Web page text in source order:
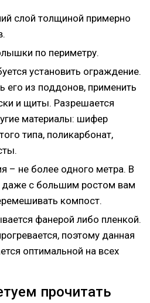
слой толщиной примерно
по периметру.
установить ограждение.
его из поддонов, применить
и щиты. Разрешается
материалы: шифер
типа, поликарбонат,
– не более одного метра. В
даже с большим ростом вам
компост.
фанерой либо пленкой.
поэтому данная
оптимальной на всех
прочитать